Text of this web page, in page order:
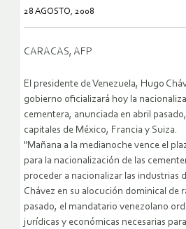
28 AGOSTO, 2008
CARACAS, AFP
El presidente de Venezuela, Hugo
gobierno oficializará hoy la
cementera, anunciada en abril
capitales de México, Francia y Suiza.
"Mañana a la medianoche vence el
para la nacionalización de las
proceder a nacionalizar las industrias
Chávez en su alocución dominical de
pasado, el mandatario venezolano
jurídicas y económicas necesarias